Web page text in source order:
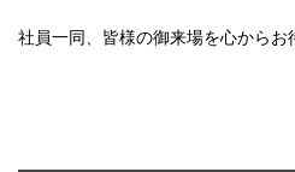
社員一同、皆様の御来場を心からお